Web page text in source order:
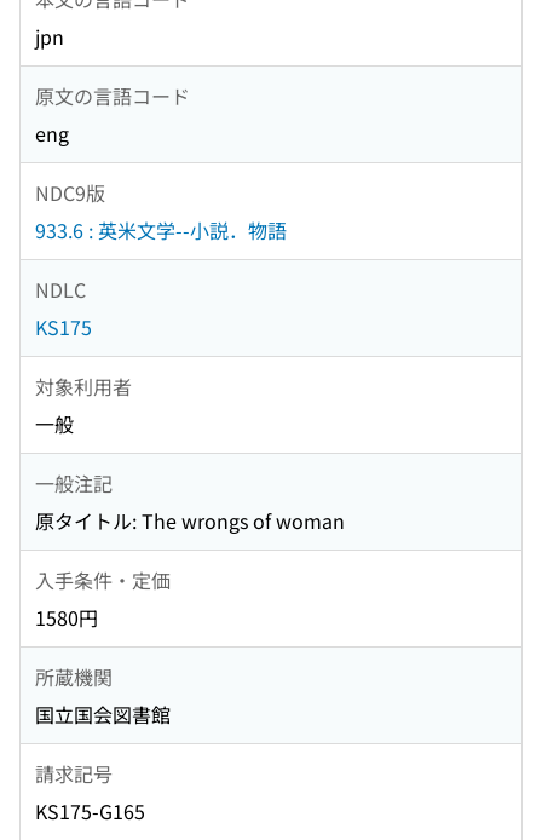
jpn
原文の言語コード
eng
NDC9版
933.6 : 英米文学--小説．物語
NDLC
KS175
対象利用者
一般
一般注記
原タイトル: The wrongs of woman
入手条件・定価
1580円
所蔵機関
国立国会図書館
請求記号
KS175-G165